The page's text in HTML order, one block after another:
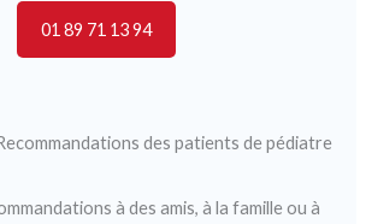
01 89 71 13 94
des patients de pédiatre
à des amis, à la famille ou à